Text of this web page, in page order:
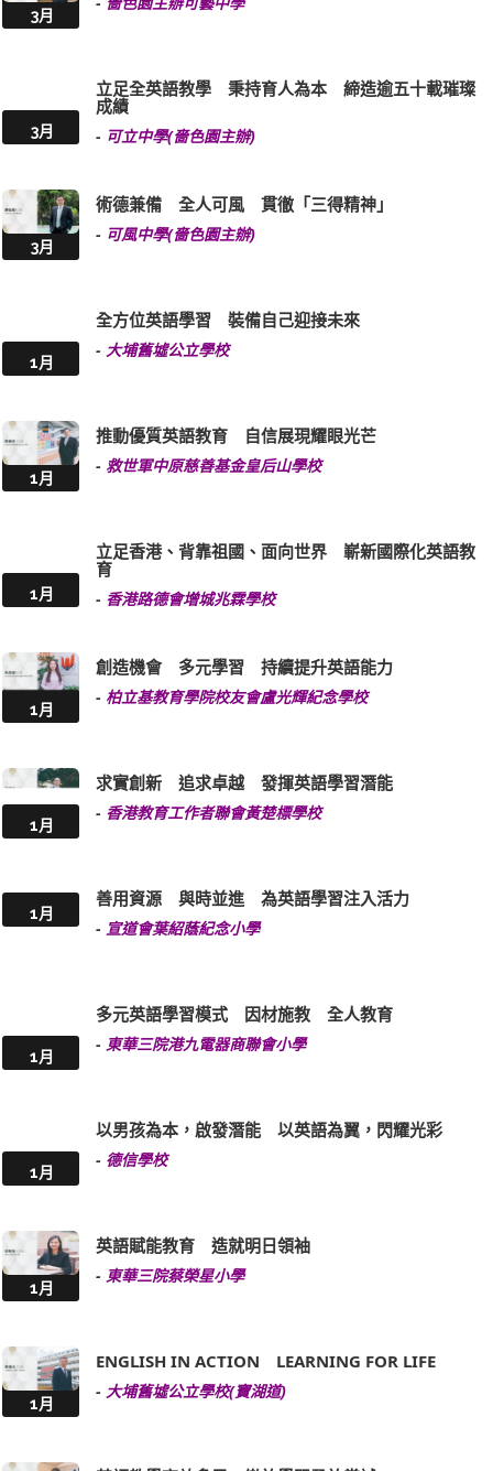
3月
3月
立足全英語教學 秉持育人為本 締造逾五十載璀璨
成績
- 可立中學(嗇色園主辦)
3月
術德兼備 全人可風 貫徹「三得精神」
- 可風中學(嗇色園主辦)
1月
全方位英語學習 裝備自己迎接未來
- 大埔舊墟公立學校
1月
推動優質英語教育 自信展現耀眼光芒
- 救世軍中原慈善基金皇后山學校
1月
立足香港、背靠祖國、面向世界 嶄新國際化英語教
育
- 香港路德會增城兆霖學校
1月
創造機會 多元學習 持續提升英語能力
- 柏立基教育學院校友會盧光輝紀念學校
1月
求實創新 追求卓越 發揮英語學習潛能
- 香港教育工作者聯會黃楚標學校
1月
善用資源 與時並進 為英語學習注入活力
- 宣道會葉紹蔭紀念小學
1月
多元英語學習模式 因材施教 全人教育
- 東華三院港九電器商聯會小學
1月
以男孩為本，啟發潛能 以英語為翼，閃耀光彩
- 德信學校
1月
英語賦能教育 造就明日領袖
- 東華三院蔡榮星小學
1月
ENGLISH IN ACTION LEARNING FOR LIFE
- 大埔舊墟公立學校(寶湖道)